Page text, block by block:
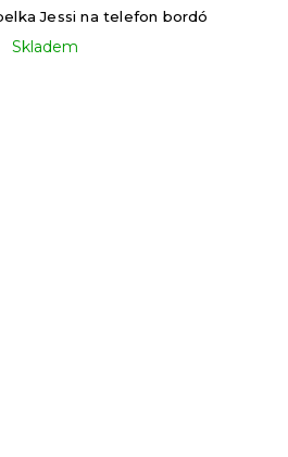
Jessi na telefon bordó
Skladem